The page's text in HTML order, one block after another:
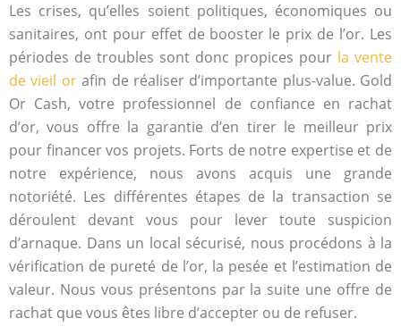
Les crises, qu’elles soient politiques, économiques ou
sanitaires, ont pour effet de booster le prix de l’or. Les
périodes de troubles sont donc propices pour la vente
de vieil orafin de réaliser d’importante plus-value. Gold
Or Cash, votre professionnel de confiance en rachat
d’or, vous offre la garantie d’en tirer le meilleur prix
pour financer vos projets. Forts de notre expertise et de
notre expérience, nous avons acquis une grande
notoriété. Les différentes étapes de la transaction se
déroulent devant vous pour lever toute suspicion
d’arnaque. Dans un local sécurisé, nous procédons à la
vérification de pureté de l’or, la pesée et l’estimation de
valeur. Nous vous présentons par la suite une offre de
rachat que vous êtes libre d’accepter ou de refuser.